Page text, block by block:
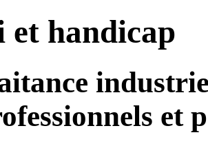
et handicap
et